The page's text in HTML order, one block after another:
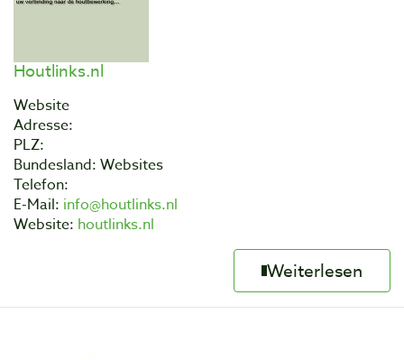
Houtlinks.nl
Website
Adresse:
PLZ:
Bundesland: Websites
Telefon:
E-Mail: info@houtlinks.nl
Website: houtlinks.nl
Weiterlesen